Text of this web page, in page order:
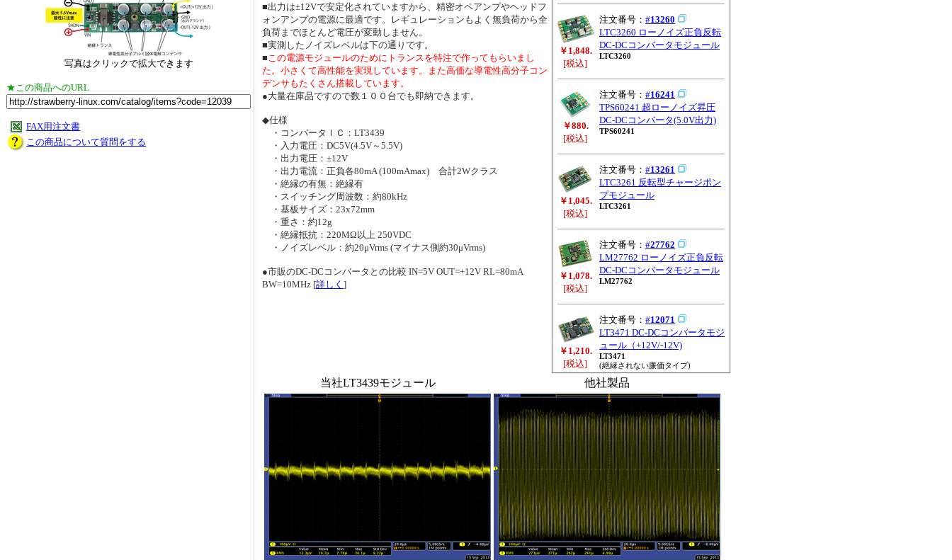
写真はクリックで拡大できます
★この商品へのURL
FAX用注文書
この商品について質問をする
￥1,848.
[税込]
注文番号： #13260
LTC3260 ローノイズ正負反転
DC-DCコンバータモジュール
LTC3260
￥880.
[税込]
注文番号： #16241
TPS60241 超ローノイズ昇圧
DC-DCコンバータ(5.0V出力)
TPS60241
￥1,045.
[税込]
注文番号： #13261
LTC3261 反転型チャージポン
プモジュール
LTC3261
￥1,078.
[税込]
注文番号： #27762
LM27762 ローノイズ正負反転
DC-DCコンバータモジュール
LM27762
￥1,210.
[税込]
注文番号： #12071
LT3471 DC-DCコンバータモジ
ュール（+12V/-12V)
LT3471
(絶縁されない廉価タイプ)
■出力は±12Vで安定化されていますから、精密オペアンプやヘッドフ
ォンアンプの電源に最適です。レギュレーションもよく無負荷から全
負荷までほとんど電圧が変動しません。
■実測したノイズレベルは下の通りです。
■この電源モジュールのためにトランスを特注で作ってもらいまし
た。小さくて高性能を実現しています。また高価な導電性高分子コン
デンサもたくさん搭載しています。
●大量在庫品ですので数１００台でも即納できます。
◆仕様
・コンバータＩＣ：LT3439
・入力電圧：DC5V(4.5V～5.5V)
・出力電圧：±12V
・出力電流：正負各80mA (100mAmax) 合計2Wクラス
・絶縁の有無：絶縁有
・スイッチング周波数：約80kHz
・基板サイズ：23x72mm
・重さ：約12g
・絶縁抵抗：220MΩ以上 250VDC
・ノイズレベル：約20μVrms (マイナス側約30μVrms)
●市販のDC-DCコンバータとの比較 IN=5V OUT=+12V RL=80mA
BW=10MHz [詳しく ]
当社LT3439モジュール 他社製品